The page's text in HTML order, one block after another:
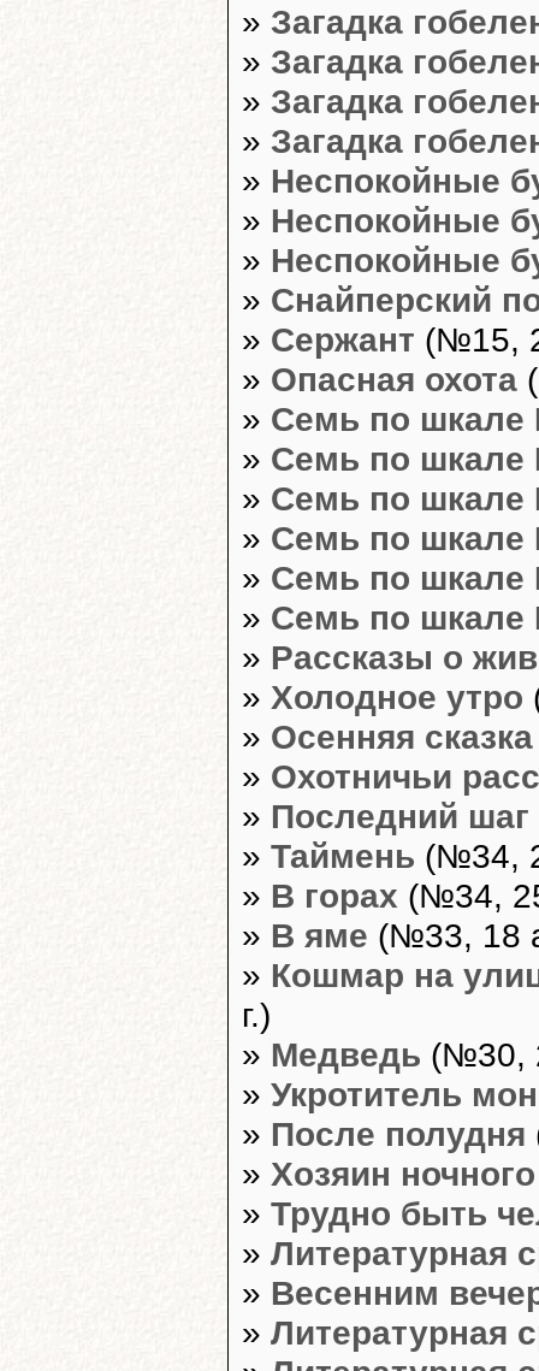
» Загадка
» Загадка
» Загадка
» Загадка
» Неспокойные
» Неспокойные
» Неспокойные
» Снайперский
» Сержант (№15,
» Опасная охота
» Семь по шкале
» Семь по шкале
» Семь по шкале
» Семь по шкале
» Семь по шкале
» Семь по шкале
» Рассказы о
» Холодное утро
» Осенняя сказка
» Охотничьи
» Последний шаг
» Таймень (№34,
» В горах (№34,
» В яме (№33, 18
» Кошмар на
г.)
» Медведь (№30,
» Укротитель
» После полудня
» Хозяин
» Трудно быть
» Литературная
» Весенним
» Литературная